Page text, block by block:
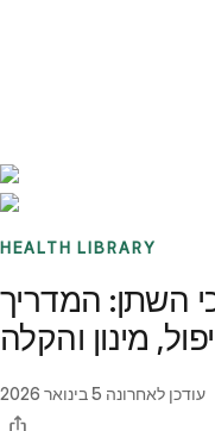
HEALTH LIBRARY
השתן: המדריך
מינון והקלה
עודכן לאחרונה 5 בינואר 2026